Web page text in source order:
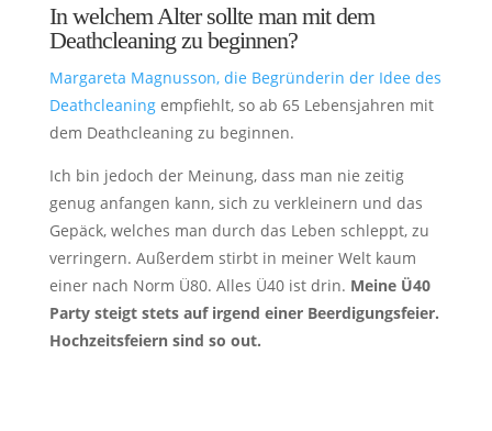
In welchem Alter sollte man mit dem
Deathcleaning zu beginnen?
Margareta Magnusson, die Begründerin der Idee des
Deathcleaningempfiehlt, so ab 65 Lebensjahren mit
dem Deathcleaning zu beginnen.
Ich bin jedoch der Meinung, dass man nie zeitig
genug anfangen kann, sich zu verkleinern und das
Gepäck, welches man durch das Leben schleppt, zu
verringern. Außerdem stirbt in meiner Welt kaum
einer nach Norm Ü80. Alles Ü40 ist drin. Meine Ü40
Party steigt stets auf irgend einer Beerdigungsfeier.
Hochzeitsfeiern sind so out.